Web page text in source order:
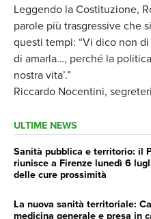
Leggendo la Costituzione,
parole più trasgressive che
questi tempi: “Vi dico non
di amarla…, perché la
nostra vita’.”
Riccardo Nocentini,
ULTIME NEWS
Sanità pubblica e territorio: il
riunisce a Firenze lunedì 6
delle cure prossimità
La nuova sanità territoriale:
medicina generale e presa in